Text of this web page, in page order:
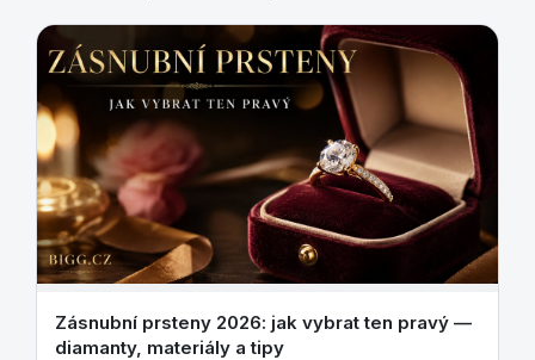
Zásnubní prsteny 2026: jak vybrat ten pravý —
diamanty, materiály a tipy